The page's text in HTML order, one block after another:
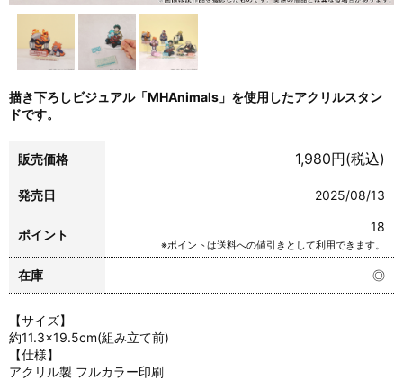
描き下ろしビジュアル「MHAnimals」を使用したアクリルスタン
ドです。
販売価格 1,980円(税込)
発売日 2025/08/13
ポイント
18
※ポイントは送料への値引きとして利用できます。
在庫 ◎
【サイズ】
約11.3×19.5cm(組み立て前)
【仕様】
アクリル製 フルカラー印刷